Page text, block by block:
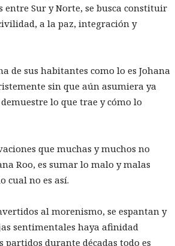
Sur y Norte, se busca constituir
a la paz, integración y
de sus habitantes como lo es Johana
sin que aún asumiera ya
lo que trae y cómo lo
que muchas y muchos no
Roo, es sumar lo malo y malas
cual no es así.
al morenismo, se espantan y
sentimentales haya afinidad
durante décadas todo es